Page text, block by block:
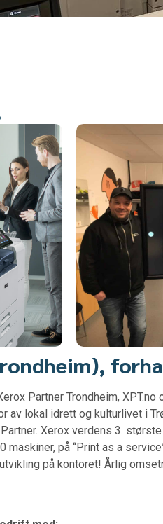
Partner Trondheim, XPT.no
av lokal idrett og kulturlivet i
Xerox verdens 3.
på “Print as a
på kontoret! Årlig